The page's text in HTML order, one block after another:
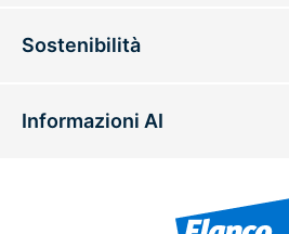
Sostenibilità
Informazioni AI